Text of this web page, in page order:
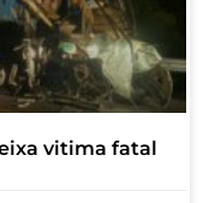
vitima fatal